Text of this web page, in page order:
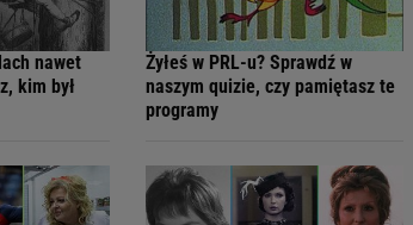
nawet
kim był
Żyłeś w PRL-u? Sprawdź w
naszym quizie, czy pamiętasz te
programy